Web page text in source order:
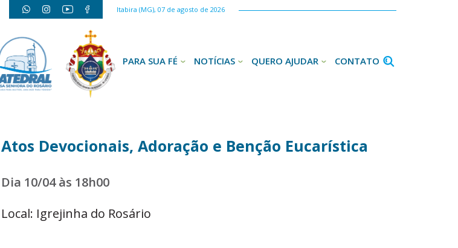
Itabira (MG), 07 de agosto de 2026
PARA SUA FÉ NOTÍCIAS QUERO AJUDAR CONTATO
Atos Devocionais, Adoração e Benção Eucarística
Dia 10/04 às 18h00
Local: Igrejinha do Rosário